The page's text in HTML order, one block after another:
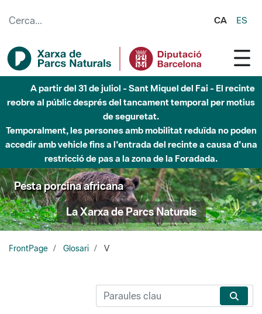
CA ES
A partir del 31 de juliol - Sant Miquel del Fai - El recinte
reobre al públic després del tancament temporal per motius
de seguretat.
Temporalment, les persones amb mobilitat reduïda no poden
accedir amb vehicle fins a l'entrada del recinte a causa d'una
restricció de pas a la zona de la Foradada.
Pesta porcina africana
La Xarxa de Parcs Naturals
FrontPage Glosari V